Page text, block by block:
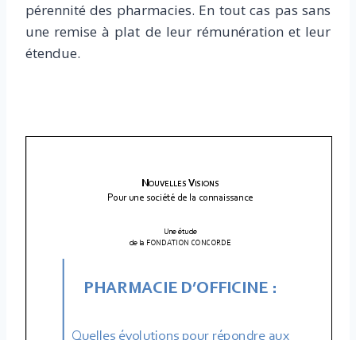
pérennité des pharmacies. En tout cas pas sans
une remise à plat de leur rémunération et leur
étendue.